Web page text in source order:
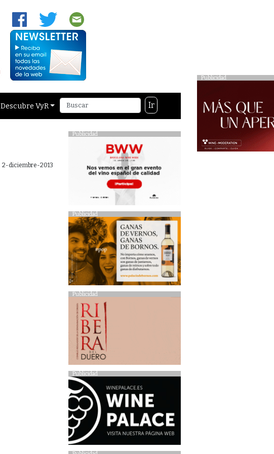
Publicidad
Descubre VyR Ir
2-diciembre-2013
Publicidad
Publicidad
Publicidad
Publicidad